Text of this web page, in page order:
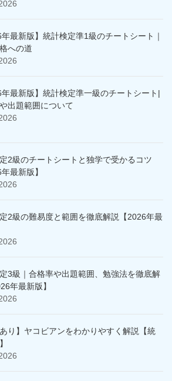
年最新版】統計検定準1級のチートシート｜
への道
年最新版】統計検定準一級のチートシート|
出題範囲について
2級のチートシートと独学で受かるコツ
年最新版】
2級の難易度と範囲を徹底解説【2026年最
3級｜合格率や出題範囲、勉強法を徹底解
年最新版】
あり】ヤコビアンをわかりやすく解説【統